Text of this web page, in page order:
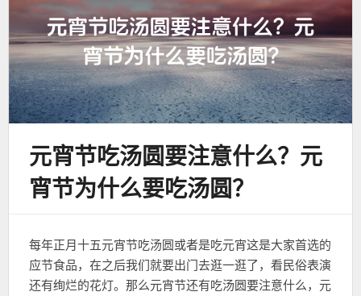
元宵节吃汤圆要注意什么？元
宵节为什么要吃汤圆？
每年正月十五元宵节吃汤圆或者是吃元宵这是大家首选的
应节食品，在之后我们就要出门去逛一逛了，看民俗表演
还有绚烂的花灯。那么元宵节还有吃汤圆要注意什么，元